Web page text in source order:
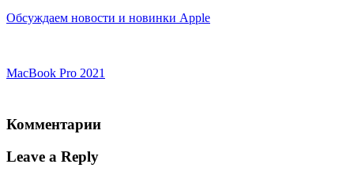
Обсуждаем новости и новинки Apple
MacBook Pro 2021
Комментарии
Leave a Reply